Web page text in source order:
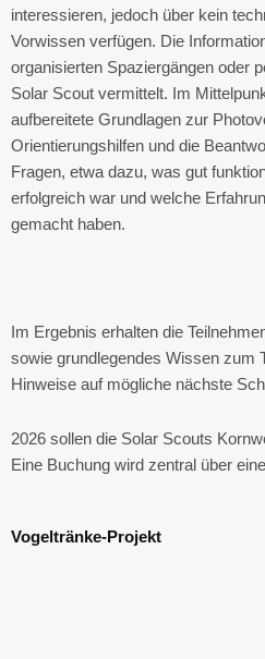
interessieren, jedoch über kein
Vorwissen verfügen. Die
organisierten Spaziergängen oder
Solar Scout vermittelt. Im
aufbereitete Grundlagen zur
Orientierungshilfen und die
Fragen, etwa dazu, was gut
erfolgreich war und welche
gemacht haben.
Im Ergebnis erhalten die
sowie grundlegendes Wissen zum
Hinweise auf mögliche nächste
2026 sollen die Solar Scouts
Eine Buchung wird zentral über
Vogeltränke-Projekt